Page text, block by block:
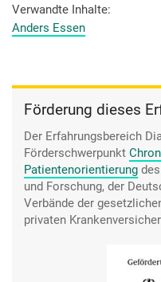
schaffen würde – also so
wären noch cool. Aber ich
Verwandte Inhalte
Anders Essen
Förderung dieses
Der Erfahrungsbereich
Förderschwerpunkt
Patientenorientierung
und Forschung, der
Verbände der
privaten